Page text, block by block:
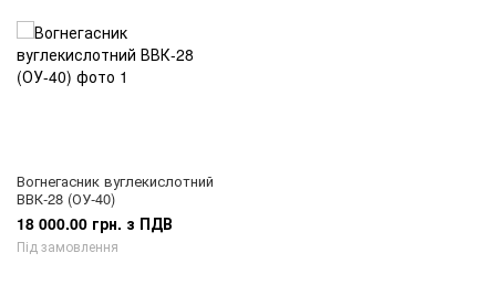
Вогнегасник вуглекислотний
ВВК-28 (ОУ-40)
18 000.00 грн. з ПДВ
Під замовлення